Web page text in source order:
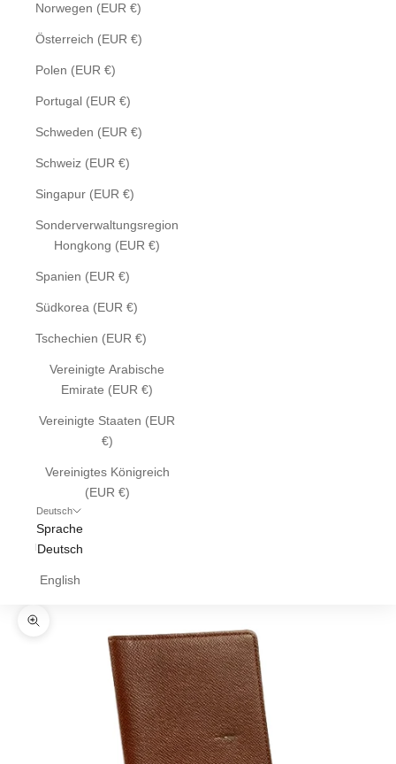
Norwegen (EUR €)
Österreich (EUR €)
Polen (EUR €)
Portugal (EUR €)
Schweden (EUR €)
Schweiz (EUR €)
Singapur (EUR €)
Sonderverwaltungsregion
Hongkong (EUR €)
Spanien (EUR €)
Südkorea (EUR €)
Tschechien (EUR €)
Vereinigte Arabische
Emirate (EUR €)
Vereinigte Staaten (EUR
€)
Vereinigtes Königreich
(EUR €)
Deutsch
Sprache
Deutsch
English
Bild vergrößern